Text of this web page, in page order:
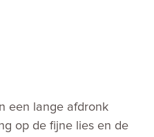
een lange afdronk
op de fijne lies en de